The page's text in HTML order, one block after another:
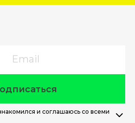
и соглашаюсь со всеми